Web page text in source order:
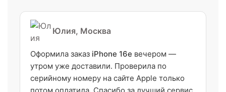
Юлия, Москва
Оформила заказ iPhone 16e вечером —
утром уже доставили. Проверила по
серийному номеру на сайте Apple только